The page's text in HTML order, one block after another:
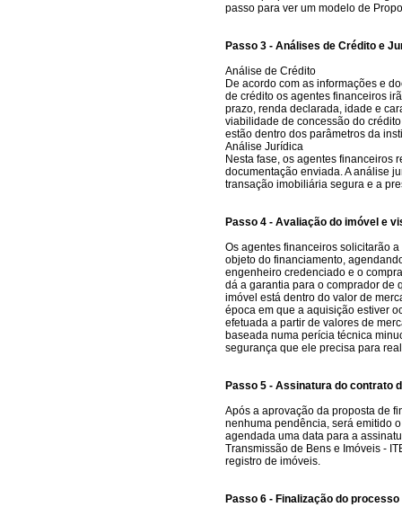
passo para ver um modelo de
Passo 3 - Análises de Crédito e
Análise de Crédito
De acordo com as informações e
de crédito os agentes financeiros
prazo, renda declarada, idade e
viabilidade de concessão do
estão dentro dos parâmetros da
Análise Jurídica
Nesta fase, os agentes financeiros
documentação enviada. A análise
transação imobiliária segura e a
Passo 4 - Avaliação do imóvel e
Os agentes financeiros solicitarão
objeto do financiamento,
engenheiro credenciado e o
dá a garantia para o comprador de
imóvel está dentro do valor de
época em que a aquisição estiver
efetuada a partir de valores de
baseada numa perícia técnica
segurança que ele precisa para
Passo 5 - Assinatura do contrato
Após a aprovação da proposta de
nenhuma pendência, será emitido
agendada uma data para a
Transmissão de Bens e Imóveis -
registro de imóveis.
Passo 6 - Finalização do